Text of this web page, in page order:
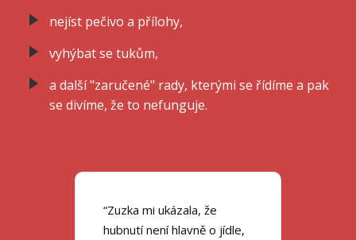
nejíst pečivo a přílohy,
vyhýbat se tukům,
a další "zaručené" rady, kterými se řídíme a pak
se divíme, že to nefunguje.
“Zuzka mi ukázala, že
hubnutí není hlavně o jídle,